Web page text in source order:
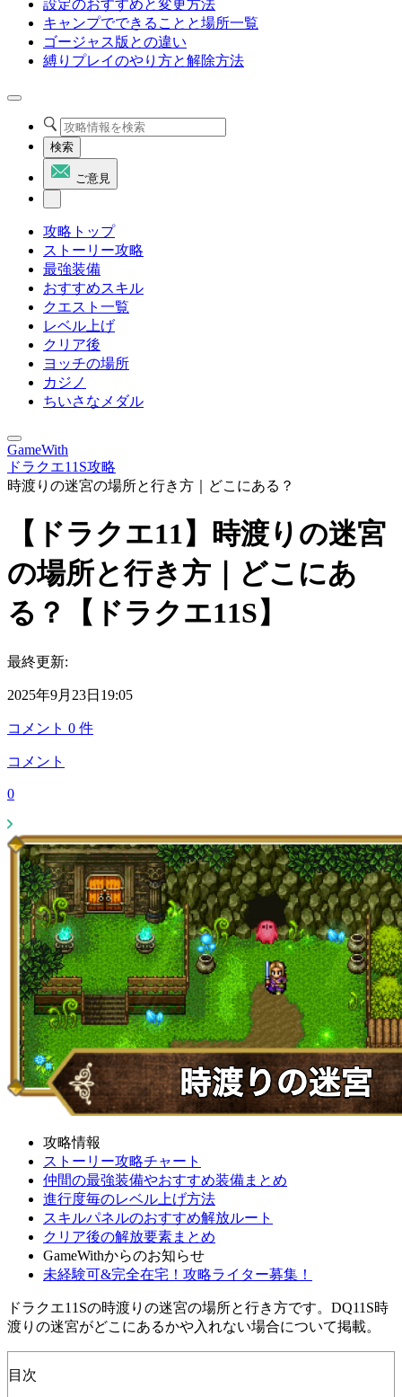
設定のおすすめと変更方法
キャンプでできることと場所一覧
ゴージャス版との違い
縛りプレイのやり方と解除方法
検索
ご意見
攻略トップ
ストーリー攻略
最強装備
おすすめスキル
クエスト一覧
レベル上げ
クリア後
ヨッチの場所
カジノ
ちいさなメダル
GameWith
ドラクエ11S攻略
時渡りの迷宮の場所と行き方｜どこにある？
【ドラクエ11】時渡りの迷宮
の場所と行き方｜どこにあ
る？【ドラクエ11S】
最終更新:
2025年9月23日19:05
コメント 0 件
コメント
0
攻略情報
ストーリー攻略チャート
仲間の最強装備やおすすめ装備まとめ
進行度毎のレベル上げ方法
スキルパネルのおすすめ解放ルート
クリア後の解放要素まとめ
GameWithからのお知らせ
未経験可&完全在宅！攻略ライター募集！
ドラクエ11Sの時渡りの迷宮の場所と行き方です。DQ11S時
渡りの迷宮がどこにあるかや入れない場合について掲載。
目次